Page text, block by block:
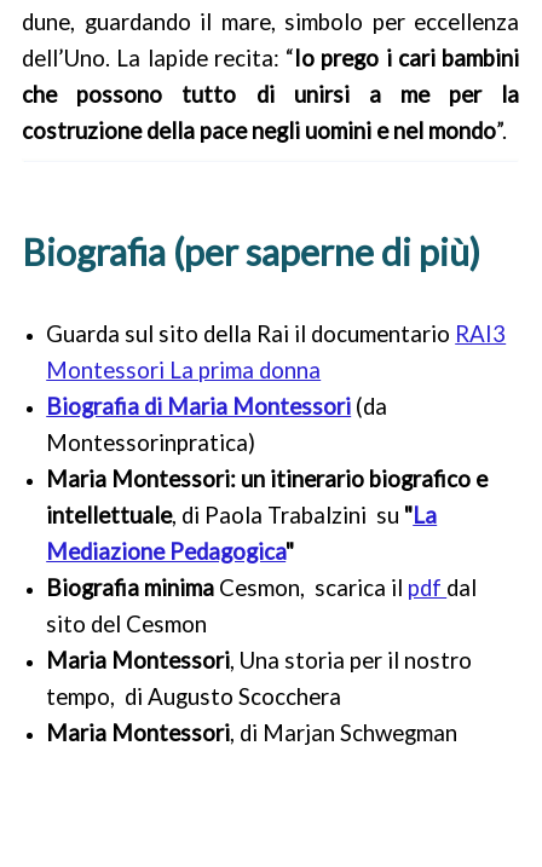
dune, guardando il mare, simbolo per eccellenza
dell’Uno. La lapide recita: “Io prego i cari bambini
che possono tutto di unirsi a me per la
costruzione della pace negli uomini e nel mondo”.
Biografia (per saperne di più)
Guarda sul sito della Rai il documentario RAI3
Montessori La prima donna
Biografia di Maria Montessori (da
Montessorinpratica)
Maria Montessori: un itinerario biografico e
intellettuale, di Paola Trabalzini su "La
Mediazione Pedagogica"
Biografia minima Cesmon, scarica il pdf dal
sito del Cesmon
Maria Montessori, Una storia per il nostro
tempo, di Augusto Scocchera
Maria Montessori, di Marjan Schwegman